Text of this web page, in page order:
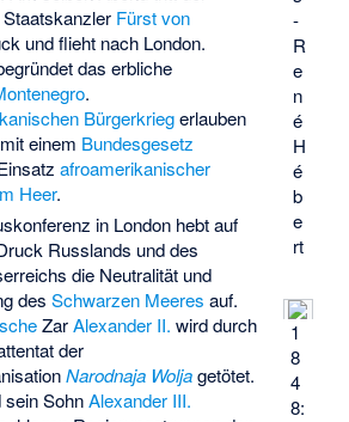
-
R
e
n
é
H
é
b
e
rt
1
8
4
8:
Fürst von
und flieht nach London.
das erbliche
.
Bürgerkriegerlauben
einem Bundesgesetz
afroamerikanischer
Heer.
in London hebt auf
Russlands und des
die Neutralität und
des Schwarzen Meeres auf.
ZarAlexander II. wird durch
der
Narodnaja Woljagetötet.
sein SohnAlexander III.